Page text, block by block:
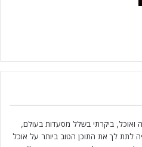
ואוכל, ביקרתי בשלל מסעדות בעולם,
לתת לך את התוכן הטוב ביותר על אוכל